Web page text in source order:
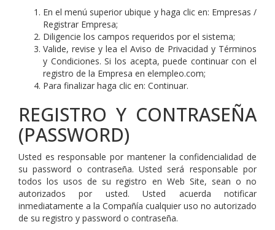
En el menú superior ubique y haga clic en: Empresas /
Registrar Empresa;
Diligencie los campos requeridos por el sistema;
Valide, revise y lea el Aviso de Privacidad y Términos
y Condiciones. Si los acepta, puede continuar con el
registro de la Empresa en elempleo.com;
Para finalizar haga clic en: Continuar.
REGISTRO Y CONTRASEÑA
(PASSWORD)
Usted es responsable por mantener la confidencialidad de
su password o contraseña. Usted será responsable por
todos los usos de su registro en Web Site, sean o no
autorizados por usted. Usted acuerda notificar
inmediatamente a la Compañía cualquier uso no autorizado
de su registro y password o contraseña.